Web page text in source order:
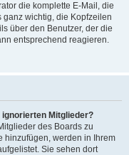
die komplette E-Mail, die
wichtig, die Kopfzeilen
über den Benutzer, der die
entsprechend reagieren.
ignorierten Mitglieder?
des Boards zu
hinzufügen, werden in Ihrem
Sie sehen dort